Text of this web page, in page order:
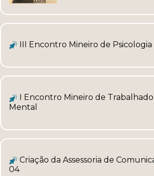
III Encontro Mineiro de
I Encontro Mineiro de
Criação da Assessoria de